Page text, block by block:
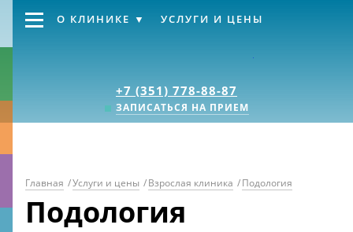
+7 (351) 778-88-87
ЗАПИСАТЬСЯ НА ПРИЕМ
О КЛИНИКЕ УСЛУГИ И ЦЕНЫ
Главная /Услуги и цены /Взрослая клиника /Подология
Подология